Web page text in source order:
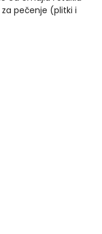
pečenje (plitki i